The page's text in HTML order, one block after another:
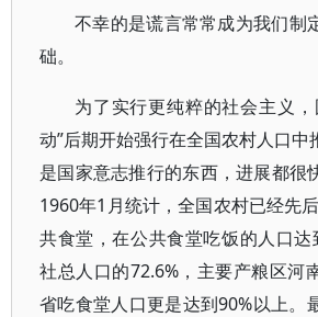
不幸的是谎言常常成为我们制
础。
为了实行更纯粹的社会主义
动”后期开始强行在全国农村人口中
是国家意志推行的东西，进展都很
1960年1月统计，全国农村已经先
共食堂，在公共食堂吃饭的人口
社总人口的72.6%，主要产粮区河
省吃食堂人口更是达到90%以上。